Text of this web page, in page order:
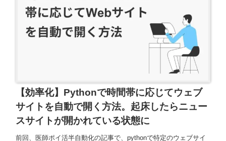
【効率化】Pythonで時間帯に応じてウェブ
サイトを自動で開く方法。起床したらニュー
スサイトが開かれている状態に
前回、医師ポイ活半自動化の記事で、pythonで特定のウェブサイ